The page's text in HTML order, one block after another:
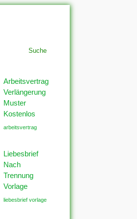
Suche
Arbeitsvertrag
Verlängerung
Muster
Kostenlos
arbeitsvertrag
Liebesbrief
Nach
Trennung
Vorlage
liebesbrief vorlage